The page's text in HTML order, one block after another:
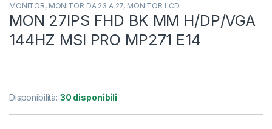
MONITOR, MONITOR DA 23 A 27, MONITOR LCD
MON 27IPS FHD BK MM H/DP/VGA
144HZ MSI PRO MP271 E14
Disponibilità: 30 disponibili